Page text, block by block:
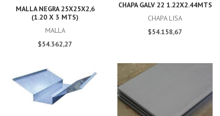
MALLA NEGRA 25X25X2,6
(1.20 X 3 MTS)
MALLA
$54.362,27
CHAPA GALV 22 1.22X2.44MTS
CHAPA LISA
$54.158,67